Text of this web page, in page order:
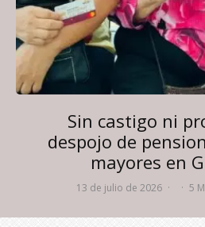
Sin castigo ni
despojo de
mayores en
13 de julio de 2026 · · 5